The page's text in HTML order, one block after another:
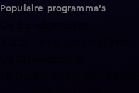
Populaire programma's